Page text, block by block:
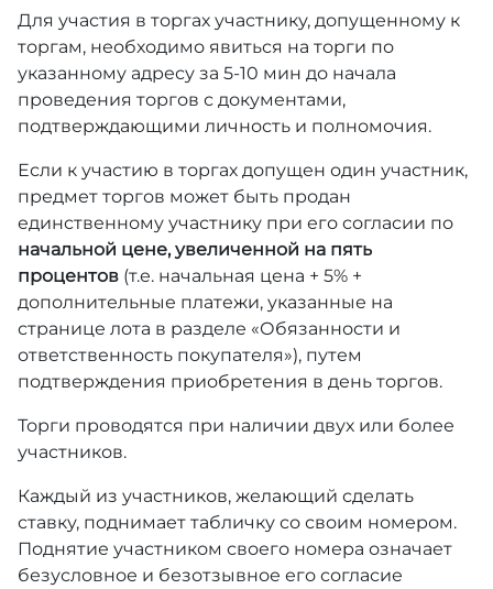
Для участия в торгах участнику, допущенному к
торгам, необходимо явиться на торги по
указанному адресу за 5-10 мин до начала
проведения торгов с документами,
подтверждающими личность и полномочия.
Если к участию в торгах допущен один участник,
предмет торгов может быть продан
единственному участнику при его согласии по
начальной цене, увеличенной на пять
процентов (т.е. начальная цена + 5% +
дополнительные платежи, указанные на
странице лота в разделе «Обязанности и
ответственность покупателя»), путем
подтверждения приобретения в день торгов.
Торги проводятся при наличии двух или более
участников.
Каждый из участников, желающий сделать
ставку, поднимает табличку со своим номером.
Поднятие участником своего номера означает
безусловное и безотзывное его согласие